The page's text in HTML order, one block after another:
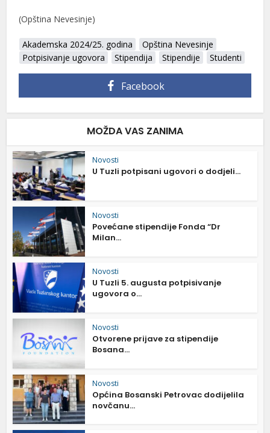
(Opština Nevesinje)
Akademska 2024/25. godina
Opština Nevesinje
Potpisivanje ugovora
Stipendija Stipendije Studenti
Facebook
MOŽDA VAS ZANIMA
Novosti
U Tuzli potpisani ugovori o dodjeli...
Novosti
Povećane stipendije Fonda “Dr
Milan...
Novosti
U Tuzli 5. augusta potpisivanje
ugovora o...
Novosti
Otvorene prijave za stipendije
Bosana...
Novosti
Općina Bosanski Petrovac dodijelila
novčanu...